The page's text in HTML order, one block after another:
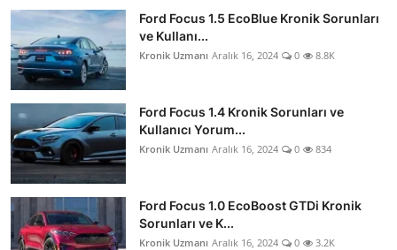
Ford Focus 1.5 EcoBlue Kronik Sorunları
ve Kullanı...
Kronik Uzmanı Aralık 16, 2024 0 8.8K
Ford Focus 1.4 Kronik Sorunları ve
Kullanıcı Yorum...
Kronik Uzmanı Aralık 16, 2024 0 834
Ford Focus 1.0 EcoBoost GTDi Kronik
Sorunları ve K...
Kronik Uzmanı Aralık 16, 2024 0 3.2K